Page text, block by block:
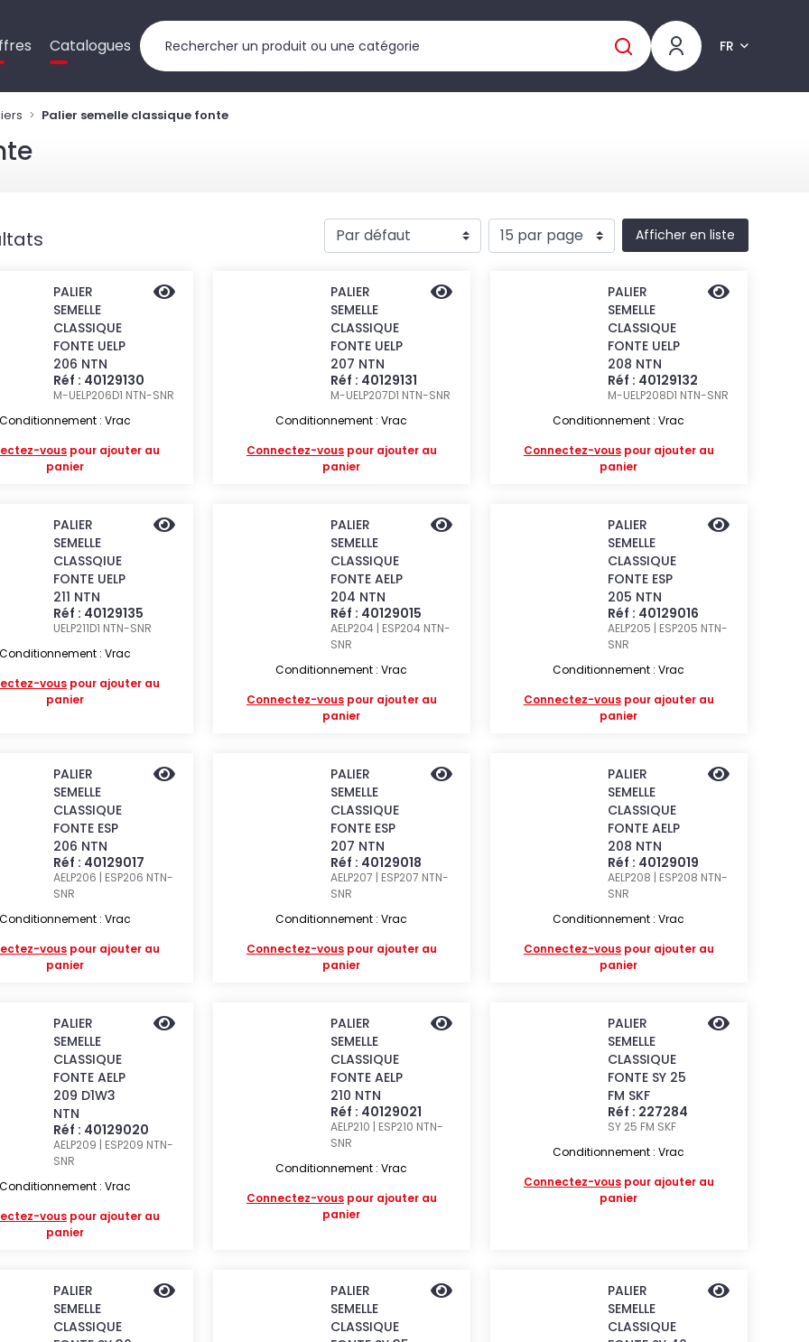
Catalogues FR
Palier semelle classique fonte
Afficher en liste
PALIER
SEMELLE
CLASSIQUE
FONTE UELP
206 NTN
Réf : 40129130
M-UELP206D1 NTN-SNR
: Vrac
vous pour ajouter au
panier
PALIER
SEMELLE
CLASSIQUE
FONTE UELP
207 NTN
Réf : 40129131
M-UELP207D1 NTN-SNR
Conditionnement : Vrac
Connectez-vouspour ajouter au
panier
PALIER
SEMELLE
CLASSIQUE
FONTE UELP
208 NTN
Réf : 40129132
M-UELP208D1 NTN-SNR
Conditionnement : Vrac
Connectez-vouspour ajouter au
panier
PALIER
SEMELLE
CLASSQIUE
FONTE UELP
211 NTN
Réf : 40129135
UELP211D1 NTN-SNR
: Vrac
vous pour ajouter au
panier
PALIER
SEMELLE
CLASSIQUE
FONTE AELP
204 NTN
Réf : 40129015
AELP204 | ESP204 NTN-
SNR
Conditionnement : Vrac
Connectez-vouspour ajouter au
panier
PALIER
SEMELLE
CLASSIQUE
FONTE ESP
205 NTN
Réf : 40129016
AELP205 | ESP205 NTN-
SNR
Conditionnement : Vrac
Connectez-vouspour ajouter au
panier
PALIER
SEMELLE
CLASSIQUE
FONTE ESP
206 NTN
Réf : 40129017
AELP206 | ESP206 NTN-
SNR
: Vrac
vous pour ajouter au
panier
PALIER
SEMELLE
CLASSIQUE
FONTE ESP
207 NTN
Réf : 40129018
AELP207 | ESP207 NTN-
SNR
Conditionnement : Vrac
Connectez-vouspour ajouter au
panier
PALIER
SEMELLE
CLASSIQUE
FONTE AELP
208 NTN
Réf : 40129019
AELP208 | ESP208 NTN-
SNR
Conditionnement : Vrac
Connectez-vouspour ajouter au
panier
PALIER
SEMELLE
CLASSIQUE
FONTE AELP
209 D1W3
NTN
Réf : 40129020
AELP209 | ESP209 NTN-
SNR
: Vrac
vous pour ajouter au
panier
PALIER
SEMELLE
CLASSIQUE
FONTE AELP
210 NTN
Réf : 40129021
AELP210 | ESP210 NTN-
SNR
Conditionnement : Vrac
Connectez-vouspour ajouter au
panier
PALIER
SEMELLE
CLASSIQUE
FONTE SY 25
FM SKF
Réf : 227284
SY 25 FM SKF
Conditionnement : Vrac
Connectez-vouspour ajouter au
panier
PALIER
SEMELLE
CLASSIQUE
PALIER
SEMELLE
CLASSIQUE
PALIER
SEMELLE
CLASSIQUE